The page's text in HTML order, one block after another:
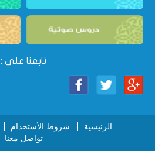
تابعنا على :
الرئيسية شروط الأستخدام
تواصل معنا